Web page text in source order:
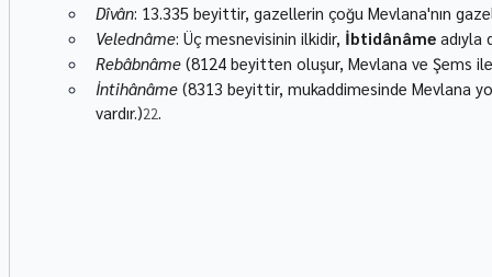
Dîvân: 13.335 beyittir, gazellerin çoğu Mevlana'nın
Velednâme: Üç mesnevisinin ilkidir, İbtidânâme adıyla
Rebâbnâme (8124 beyitten oluşur, Mevlana ve Şems
İntihânâme (8313 beyittir, mukaddimesinde Mevlana
vardır.)22.